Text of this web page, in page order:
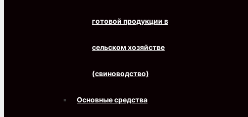
готовой продукции в
сельском хозяйстве
(свиноводство)
Основные средства